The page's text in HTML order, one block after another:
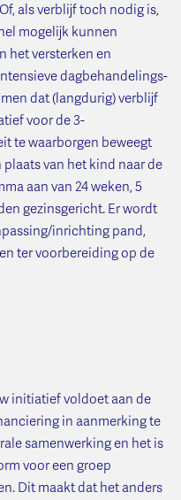
als verblijf toch nodig is,
mogelijk kunnen
het versterken en
dagbehandelings-
dat (langdurig) verblijf
voor de 3-
te waarborgen beweegt
van het kind naar de
aan van 24 weken, 5
gezinsgericht. Er wordt
inrichting pand,
ter voorbereiding op de
initiatief voldoet aan de
in aanmerking te
samenwerking en het is
voor een groep
Dit maakt dat het anders